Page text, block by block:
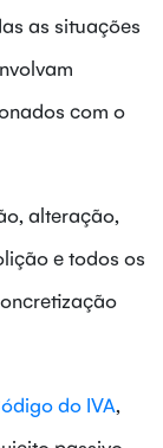
as situações
com o
alteração,
e todos os
do IVA,